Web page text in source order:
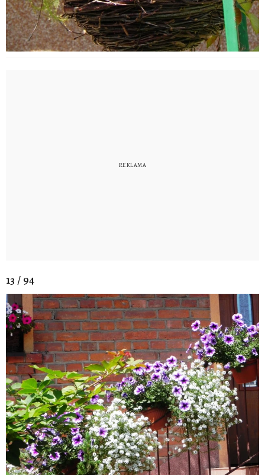
13 / 94